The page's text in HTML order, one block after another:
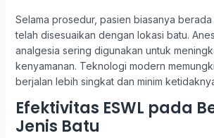
Selama prosedur, pasien biasanya
telah disesuaikan dengan lokasi batu.
analgesia sering digunakan untuk
kenyamanan. Teknologi modern
berjalan lebih singkat dan minim
Efektivitas ESWL pada
Jenis Batu